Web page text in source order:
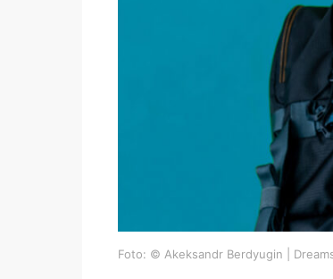
Foto: © Akeksandr Berdyugin |